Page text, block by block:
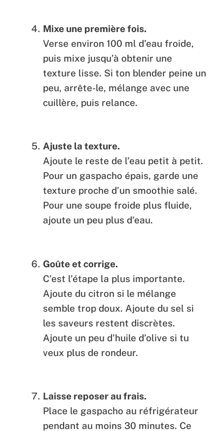
Mixe une première fois.
Verse environ 100 ml d’eau froide,
puis mixe jusqu’à obtenir une
texture lisse. Si ton blender peine un
peu, arrête-le, mélange avec une
cuillère, puis relance.
Ajuste la texture.
Ajoute le reste de l’eau petit à petit.
Pour un gaspacho épais, garde une
texture proche d’un smoothie salé.
Pour une soupe froide plus fluide,
ajoute un peu plus d’eau.
Goûte et corrige.
C’est l’étape la plus importante.
Ajoute du citron si le mélange
semble trop doux. Ajoute du sel si
les saveurs restent discrètes.
Ajoute un peu d’huile d’olive si tu
veux plus de rondeur.
Laisse reposer au frais.
Place le gaspacho au réfrigérateur
pendant au moins 30 minutes. Ce